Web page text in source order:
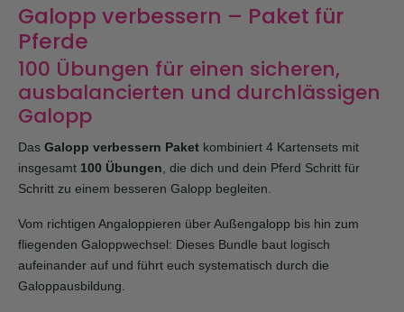
Galopp verbessern – Paket für
Pferde
100 Übungen für einen sicheren,
ausbalancierten und durchlässigen
Galopp
Das Galopp verbessern Paket kombiniert 4 Kartensets mit
insgesamt 100 Übungen , die dich und dein Pferd Schritt für
Schritt zu einem besseren Galopp begleiten.
Vom richtigen Angaloppieren über Außengalopp bis hin zum
fliegenden Galoppwechsel: Dieses Bundle baut logisch
aufeinander auf und führt euch systematisch durch die
Galoppausbildung.